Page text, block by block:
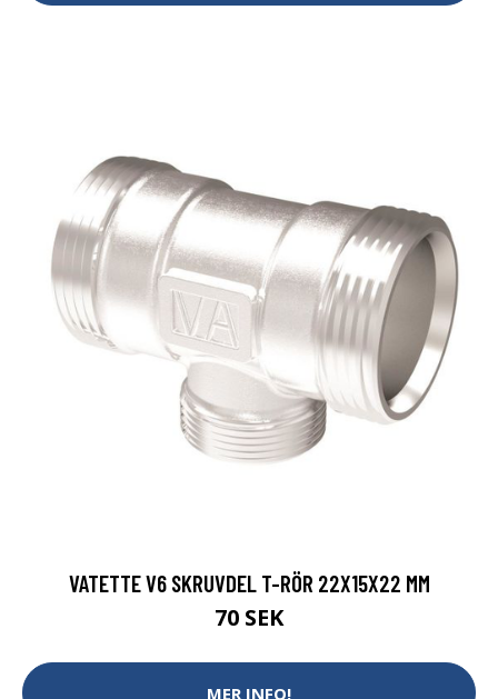
VATETTE V6 SKRUVDEL T-RÖR 22X15X22 MM
70 SEK
MER INFO!